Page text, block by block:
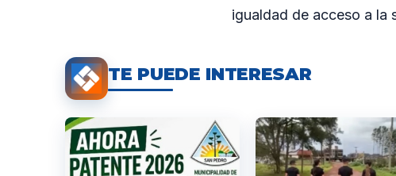
igualdad de acceso a la
TE PUEDE INTERESAR